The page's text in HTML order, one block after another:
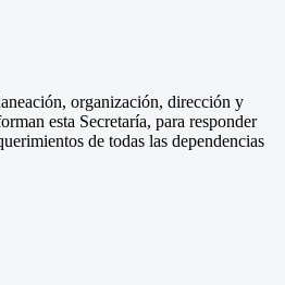
organización, dirección y
esta Secretaría, para responder
de todas las dependencias